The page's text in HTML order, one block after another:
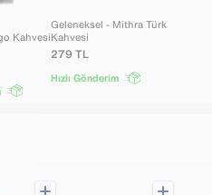
Kahvesi
Geleneksel - Mithra Türk
Kahvesi
279TL
Hızlı Gönderim